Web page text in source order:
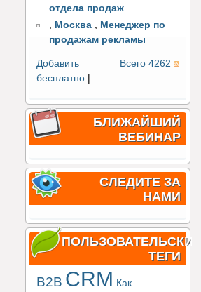
отдела продаж
, Москва , Менеджер по
продажам рекламы
Всего 4262
Добавить
бесплатно
БЛИЖАЙШИЙ
ВЕБИНАР
СЛЕДИТЕ ЗА
НАМИ
ПОЛЬЗОВАТЕЛЬСКИЕ
ТЕГИ
B2B CRM Как